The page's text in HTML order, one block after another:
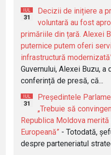
IUL
31
Decizii de inițiere a
voluntară au fost
primăriile din țară. Alexei
puternice putem oferi
infrastructură
Guvernului, Alexei Buzu, a
conferință de presă, că...
IUL
31
Președintele
„Trebuie să
Republica Moldova
Europeană” - Totodată,
despre parteneriatul